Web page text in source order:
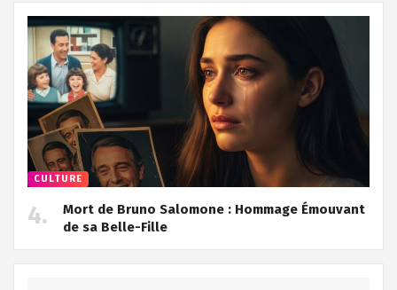
CULTURE
Mort de Bruno Salomone : Hommage Émouvant
de sa Belle-Fille